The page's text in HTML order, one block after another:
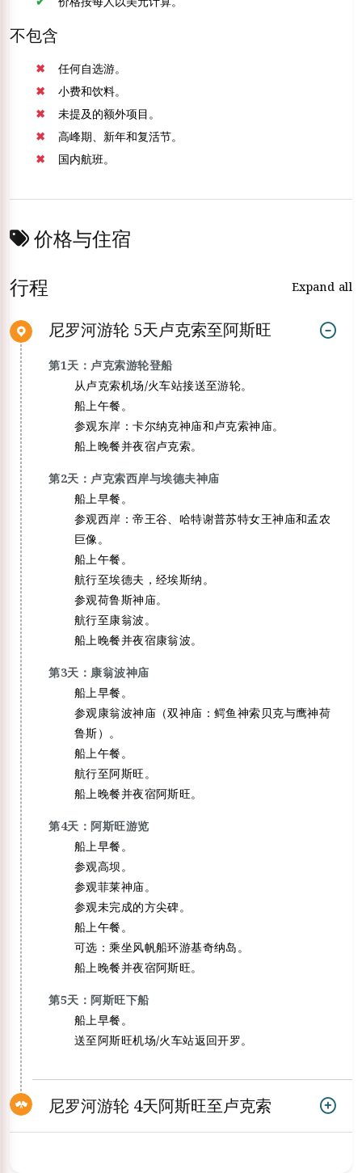
不包含
任何自选游。
小费和饮料。
未提及的额外项目。
高峰期、新年和复活节。
国内航班。
价格与住宿
行程
Expand all
尼罗河游轮 5天卢克索至阿斯旺
第1天：卢克索游轮登船
从卢克索机场/火车站接送至游轮。
船上午餐。
参观东岸：卡尔纳克神庙和卢克索神庙。
船上晚餐并夜宿卢克索。
第2天：卢克索西岸与埃德夫神庙
船上早餐。
参观西岸：帝王谷、哈特谢普苏特女王神庙和孟农
巨像。
船上午餐。
航行至埃德夫，经埃斯纳。
参观荷鲁斯神庙。
航行至康翁波。
船上晚餐并夜宿康翁波。
第3天：康翁波神庙
船上早餐。
参观康翁波神庙（双神庙：鳄鱼神索贝克与鹰神荷
鲁斯）。
船上午餐。
航行至阿斯旺。
船上晚餐并夜宿阿斯旺。
第4天：阿斯旺游览
船上早餐。
参观高坝。
参观菲莱神庙。
参观未完成的方尖碑。
船上午餐。
可选：乘坐风帆船环游基奇纳岛。
船上晚餐并夜宿阿斯旺。
第5天：阿斯旺下船
船上早餐。
送至阿斯旺机场/火车站返回开罗。
尼罗河游轮 4天阿斯旺至卢克索